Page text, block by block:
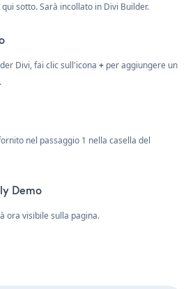
sotto. Sarà incollato in Divi Builder.
Divi, fai clic sull'icona + per aggiungere un
nel passaggio 1 nella casella del
Demo
ora visibile sulla pagina.